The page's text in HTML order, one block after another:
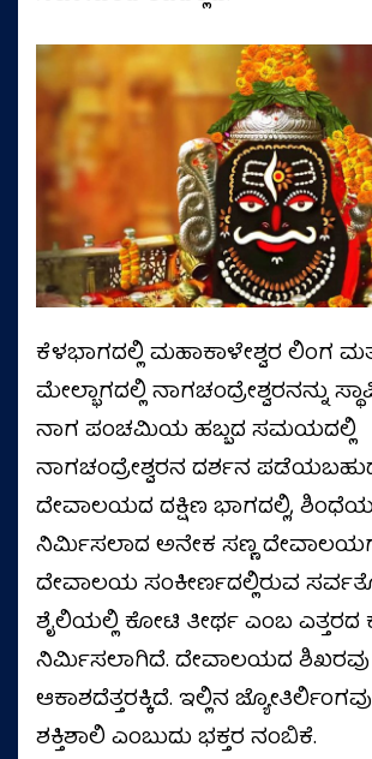
ಕೆಳಭಾಗದಲ್ಲಿ ಮಹಾಕಾಳೇಶ್ವರ ಲಿಂಗ
ಮೇಲ್ಭಾಗದಲ್ಲಿ ನಾಗಚಂದ್ರೇಶ್ವರನನ್ನು
ನಾಗ ಪಂಚಮಿಯ ಹಬ್ಬದ ಸಮಯದಲ್ಲಿ
ನಾಗಚಂದ್ರೇಶ್ವರನ ದರ್ಶನ
ದೇವಾಲಯದ ದಕ್ಷಿಣ ಭಾಗದಲ್ಲಿ,
ನಿರ್ಮಿಸಲಾದ ಅನೇಕ ಸಣ್ಣ
ದೇವಾಲಯ ಸಂಕೀರ್ಣದಲ್ಲಿರುವ
ಶೈಲಿಯಲ್ಲಿ ಕೋಟಿ ತೀರ್ಥ ಎಂಬ ಎತ್ತರದ
ನಿರ್ಮಿಸಲಾಗಿದೆ. ದೇವಾಲಯದ ಶಿಖರವು
ಆಕಾಶದೆತ್ತರಕ್ಕಿದೆ. ಇಲ್ಲಿನ
ಶಕ್ತಿಶಾಲಿ ಎಂಬುದು ಭಕ್ತರ ನಂಬಿಕೆ.